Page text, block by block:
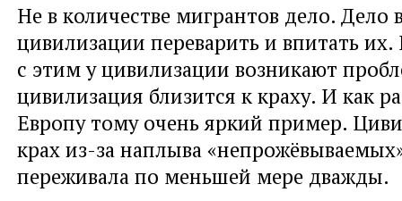
Не в количестве мигрантов дело. Дело
цивилизации переварить и впитать их.
с этим у цивилизации возникают
цивилизация близится к краху. И как
Европу тому очень яркий пример.
крах из-за наплыва
переживала по меньшей мере дважды.